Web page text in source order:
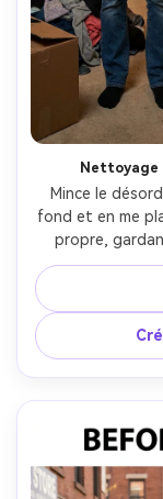
Nettoyage
Mince le
fond et en me
propre,
gardant les
préservant la
naturelles sur
bords des